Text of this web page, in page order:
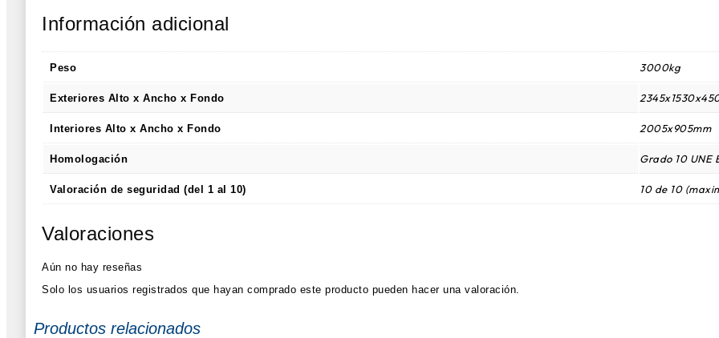
Información adicional
Peso 3000kg
Exteriores Alto x Ancho x Fondo
Interiores Alto x Ancho x Fondo 2005x905mm
Homologación Grado 10 UNE
Valoración de seguridad (del 1 al 10) 10 de 10
Valoraciones
Aún no hay reseñas
Solo los usuarios registrados que hayan comprado este producto pueden hacer una valoración.
Productos relacionados